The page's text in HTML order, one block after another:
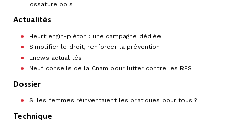
ossature bois
Actualités
Heurt engin-piéton : une campagne dédiée
Simplifier le droit, renforcer la prévention
Enews actualités
Neuf conseils de la Cnam pour lutter contre les RPS
Dossier
Si les femmes réinventaient les pratiques pour tous ?
Technique